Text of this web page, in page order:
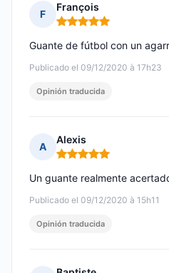
F
François
Nota: 5 de 5
Publicado el 09/12/2020 à 17h23
Guante de fútbol con un
Opinión traducida
A
Alexis
Nota: 5 de 5
Publicado el 09/12/2020 à 15h11
Un guante realmente
Opinión traducida